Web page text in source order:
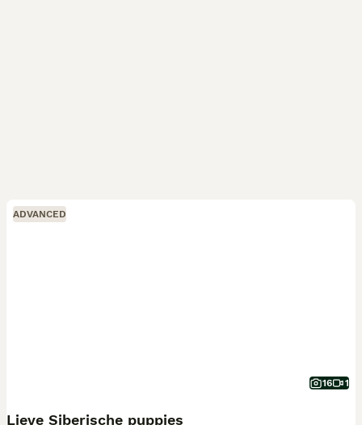
ADVANCED
16 1
Lieve Siberische puppies